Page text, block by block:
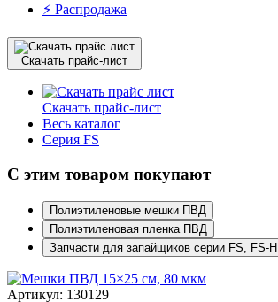
⚡️ Распродажа
Скачать прайс-лист
Скачать прайс-лист
Весь каталог
Серия FS
С этим товаром покупают
Полиэтиленовые мешки ПВД
Полиэтиленовая пленка ПВД
Запчасти для запайщиков серии FS, FS-H
Артикул: 130129